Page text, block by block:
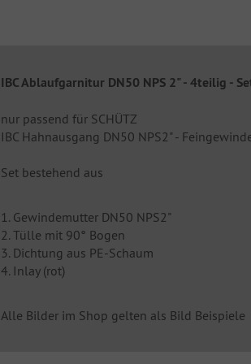
IBC Ablaufgarnitur DN50 NPS 2" - 4teilig -
nur passend für SCHÜTZ
IBC Hahnausgang DN50 NPS2" -
Set bestehend aus
1. Gewindemutter DN50 NPS2"
2. Tülle mit 90° Bogen
3. Dichtung aus PE-Schaum
4. Inlay (rot)
Alle Bilder im Shop gelten als Bild Beispiele